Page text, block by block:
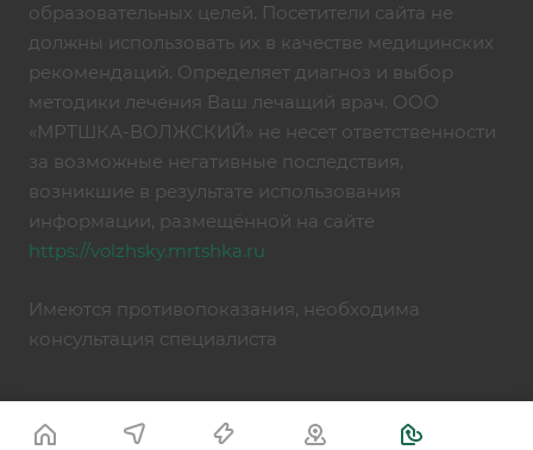
образовательных целей. Посетители сайта не
должны использовать их в качестве медицинских
рекомендаций. Определяет диагноз и выбор
методики лечения Ваш лечащий врач. ООО
«МРТШКА-ВОЛЖСКИЙ» не несет ответственности
за возможные негативные последствия,
возникшие в результате использования
информации, размещённой на сайте
https://volzhsky.mrtshka.ru
Имеются противопоказания, необходима
консультация специалиста